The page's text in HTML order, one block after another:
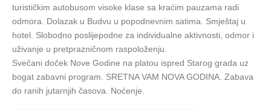
turističkim autobusom visoke klase sa kraćim pauzama radi
odmora. Dolazak u Budvu u popodnevnim satima. Smještaj u
hotel. Slobodno poslijepodne za individualne aktivnosti, odmor i
uživanje u pretprazničnom raspoloženju.
Svečani doček Nove Godine na platou ispred Starog grada uz
bogat zabavni program. SRETNA VAM NOVA GODINA. Zabava
do ranih jutarnjih časova. Noćenje.